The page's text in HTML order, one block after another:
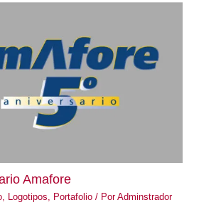
Amafore
, Logotipos, Portafolio / PorAdminstrador